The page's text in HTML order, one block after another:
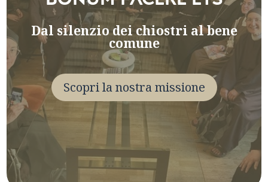
Dal silenzio dei chiostri al bene
comune
Scopri la nostra missione